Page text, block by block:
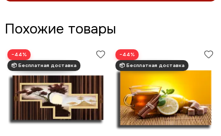
Похожие товары
−44% −44%